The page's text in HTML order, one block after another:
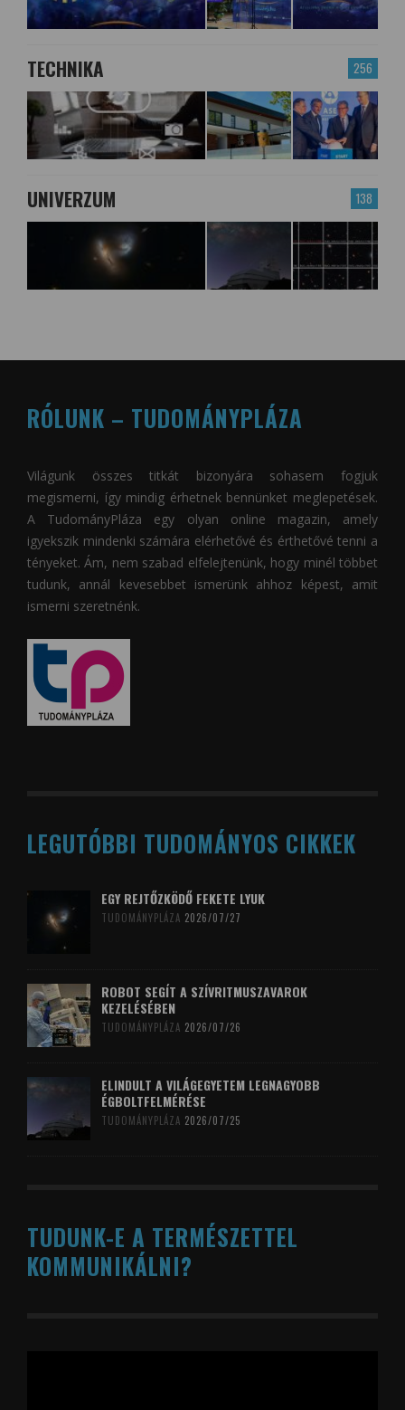
256
TECHNIKA
138
UNIVERZUM
RÓLUNK – TUDOMÁNYPLÁZA
Világunk összes titkát bizonyára sohasem fogjuk
megismerni, így mindig érhetnek bennünket meglepetések.
A TudományPláza egy olyan online magazin, amely
igyekszik mindenki számára elérhetővé és érthetővé tenni a
tényeket. Ám, nem szabad elfelejtenünk, hogy minél többet
tudunk, annál kevesebbet ismerünk ahhoz képest, amit
ismerni szeretnénk.
LEGUTÓBBI TUDOMÁNYOS CIKKEK
EGY REJTŐZKÖDŐ FEKETE LYUK
TUDOMÁNYPLÁZA 2026/07/27
ROBOT SEGÍT A SZÍVRITMUSZAVAROK
KEZELÉSÉBEN
TUDOMÁNYPLÁZA 2026/07/26
ELINDULT A VILÁGEGYETEM LEGNAGYOBB
ÉGBOLTFELMÉRÉSE
TUDOMÁNYPLÁZA 2026/07/25
TUDUNK-E A TERMÉSZETTEL
KOMMUNIKÁLNI?